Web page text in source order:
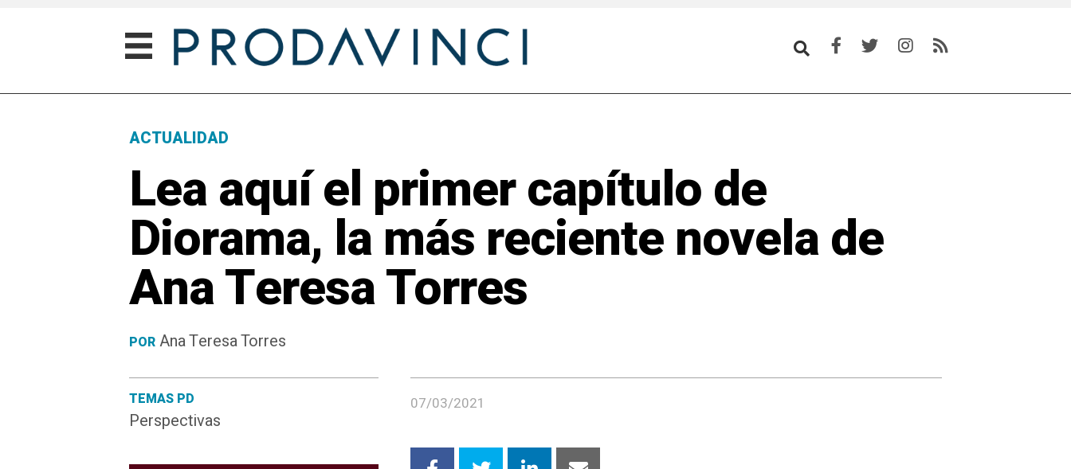
ACTUALIDAD
Lea aquí el primer capítulo de
Diorama, la más reciente novela de
Ana Teresa Torres
POR Ana Teresa Torres
TEMAS PD
Perspectivas
07/03/2021